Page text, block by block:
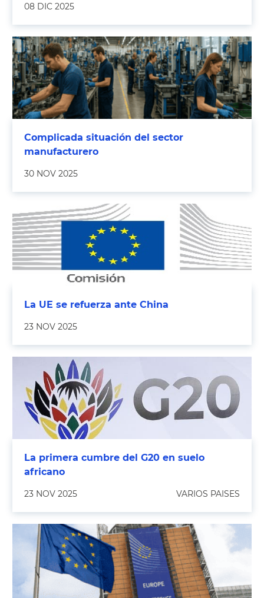
08 DIC 2025
Complicada situación del sector
manufacturero
30 NOV 2025
La UE se refuerza ante China
23 NOV 2025
La primera cumbre del G20 en suelo
africano
23 NOV 2025 VARIOS PAISES